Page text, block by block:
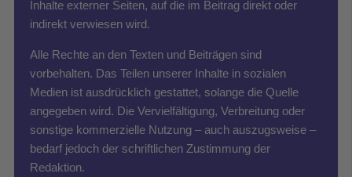
Inhalte externer Seiten, auf die im Beitrag direkt oder
indirekt verwiesen wird.
Alle Rechte an den Texten und Beiträgen sind
vorbehalten. Das Teilen unserer Inhalte in sozialen
Medien ist ausdrücklich gestattet, solange die Quelle
angegeben wird. Die Vervielfältigung, Verbreitung oder
sonstige kommerzielle Nutzung – auch auszugsweise –
bedarf jedoch der schriftlichen Zustimmung der
Redaktion.